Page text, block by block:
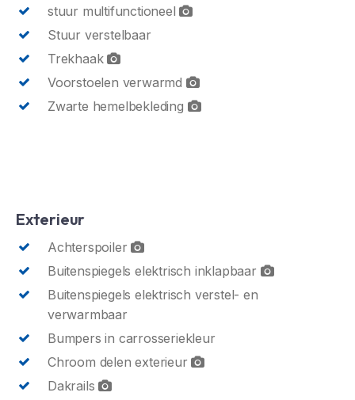
stuur multifunctioneel
Stuur verstelbaar
Trekhaak
Voorstoelen verwarmd
Zwarte hemelbekleding
Exterieur
Achterspoiler
Buitenspiegels elektrisch inklapbaar
Buitenspiegels elektrisch verstel- en
verwarmbaar
Bumpers in carrosseriekleur
Chroom delen exterieur
Dakrails